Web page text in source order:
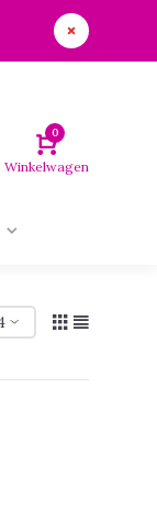
0
Winkelwagen